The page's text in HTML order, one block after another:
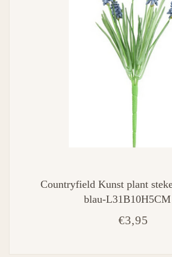
Countryfield Kunst plant
blau-L31B10H5CM
€3,95